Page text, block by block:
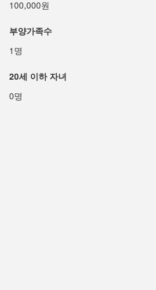
100,000원
부양가족수
1명
20세 이하 자녀
0명